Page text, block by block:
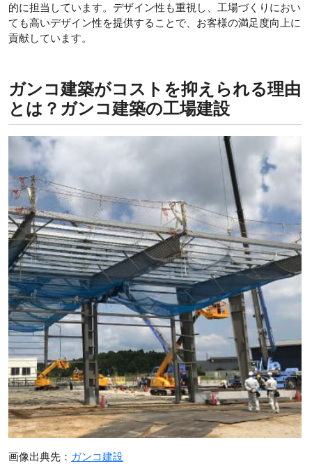
的に担当しています。デザイン性も重視し、工場づくりにおい
ても高いデザイン性を提供することで、お客様の満足度向上に
貢献しています。
ガンコ建築がコストを抑えられる理由
とは？ガンコ建築の工場建設
画像出典先： ガンコ建設